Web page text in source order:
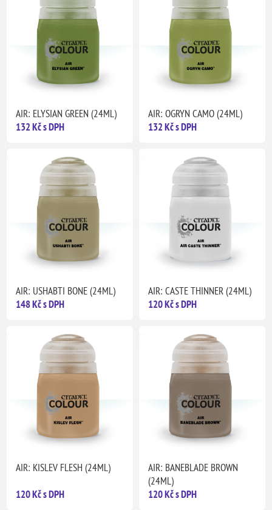
AIR: ELYSIAN GREEN (24ML)
132 Kč s DPH
AIR: OGRYN CAMO (24ML)
132 Kč s DPH
AIR: USHABTI BONE (24ML)
148 Kč s DPH
AIR: CASTE THINNER (24ML)
120 Kč s DPH
AIR: KISLEV FLESH (24ML)
120 Kč s DPH
AIR: BANEBLADE BROWN
(24ML)
120 Kč s DPH